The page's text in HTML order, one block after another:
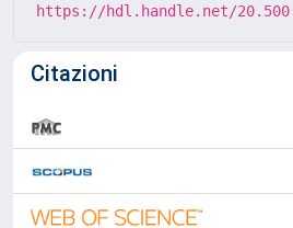
https://hdl.handle.net/
Citazioni